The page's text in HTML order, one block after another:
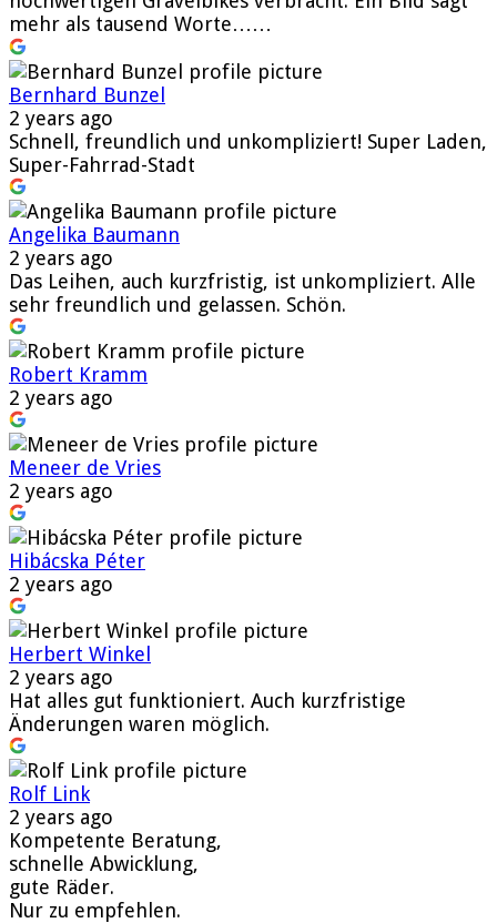
mehr als tausend Worte……
Bernhard Bunzel
2 years ago
Schnell, freundlich und unkompliziert! Super Laden,
Super-Fahrrad-Stadt
Angelika Baumann
2 years ago
Das Leihen, auch kurzfristig, ist unkompliziert. Alle
sehr freundlich und gelassen. Schön.
Robert Kramm
2 years ago
Meneer de Vries
2 years ago
Hibácska Péter
2 years ago
Herbert Winkel
2 years ago
Hat alles gut funktioniert. Auch kurzfristige
Änderungen waren möglich.
Rolf Link
2 years ago
Kompetente Beratung,
schnelle Abwicklung,
gute Räder.
Nur zu empfehlen.